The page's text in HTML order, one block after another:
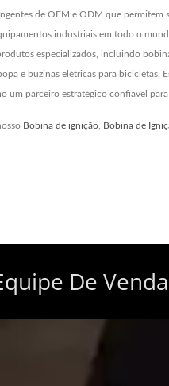
de OEM e ODM que
industriais em todo o
especializados, incluindo
e buzinas elétricas para
um parceiro estratégico confiável
Bobina de ignição Bobina de
De